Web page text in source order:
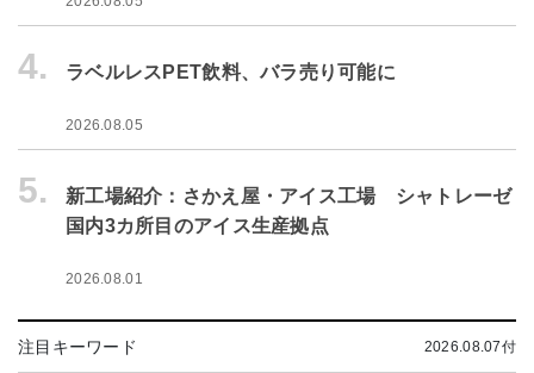
4. ラベルレスPET飲料、バラ売り可能に
2026.08.05
5.
新工場紹介：さかえ屋・アイス工場 シャトレーゼ
国内3カ所目のアイス生産拠点
2026.08.01
注目キーワード 2026.08.07付